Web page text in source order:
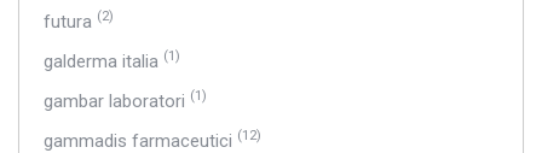
futura (2)
galderma italia (1)
gambar laboratori (1)
gammadis farmaceutici (12)